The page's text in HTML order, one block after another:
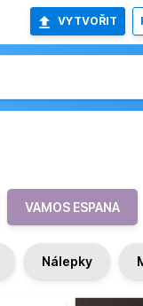
VYTVOŘIT
VAMOS ESPANA
Nálepky